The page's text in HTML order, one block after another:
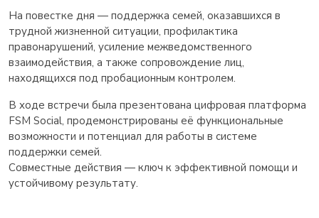
На повестке дня — поддержка семей, оказавшихся в
трудной жизненной ситуации, профилактика
правонарушений, усиление межведомственного
взаимодействия, а также сопровождение лиц,
находящихся под пробационным контролем.
В ходе встречи была презентована цифровая платформа
FSM Social, продемонстрированы её функциональные
возможности и потенциал для работы в системе
поддержки семей.
Совместные действия — ключ к эффективной помощи и
устойчивому результату.